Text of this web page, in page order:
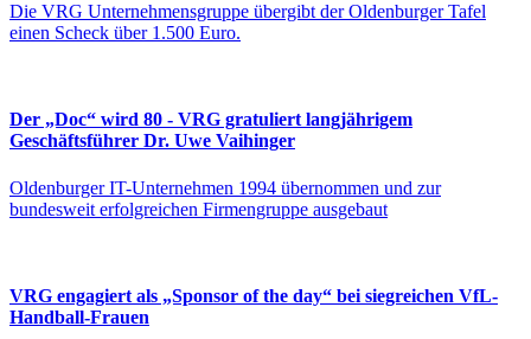
Die VRG Unternehmensgruppe übergibt der Oldenburger Tafel
einen Scheck über 1.500 Euro.
Der „Doc“ wird 80 - VRG gratuliert langjährigem
Geschäftsführer Dr. Uwe Vaihinger
Oldenburger IT-Unternehmen 1994 übernommen und zur
bundesweit erfolgreichen Firmengruppe ausgebaut
VRG engagiert als „Sponsor of the day“ bei siegreichen VfL-
Handball-Frauen